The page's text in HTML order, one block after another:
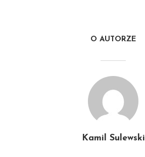
O AUTORZE
Kamil Sulewski